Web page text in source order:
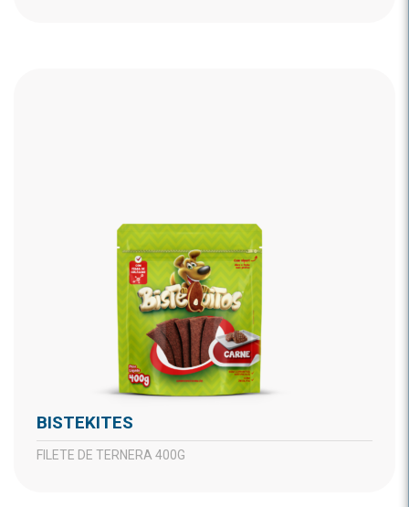
BISTEKITES
FILETE DE TERNERA 400G